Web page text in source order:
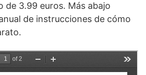
de 3.99 euros. Más abajo
de instrucciones de cómo